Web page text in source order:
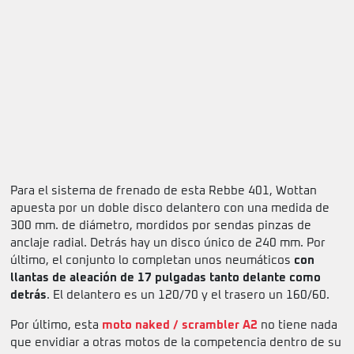
Para el sistema de frenado de esta Rebbe 401, Wottan
apuesta por un doble disco delantero con una medida de
300 mm. de diámetro, mordidos por sendas pinzas de
anclaje radial. Detrás hay un disco único de 240 mm. Por
último, el conjunto lo completan unos neumáticos con
llantas de aleación de 17 pulgadas tanto delante como
detrás. El delantero es un 120/70 y el trasero un 160/60.
Por último, esta moto naked / scrambler A2 no tiene nada
que envidiar a otras motos de la competencia dentro de su